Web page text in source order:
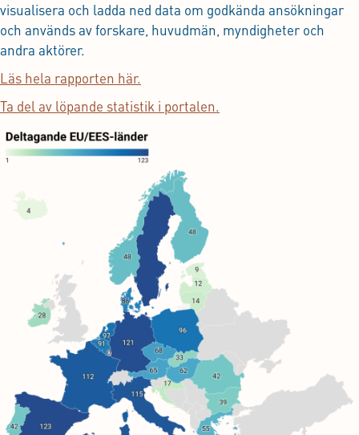
visualisera och ladda ned data om godkända ansökningar
och används av forskare, huvudmän, myndigheter och
andra aktörer.
Läs hela rapporten här.
Ta del av löpande statistik i portalen.